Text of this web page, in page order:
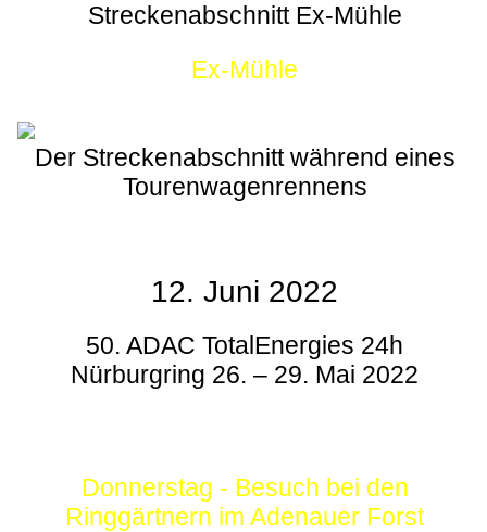
Streckenabschnitt Ex-Mühle
Ex-Mühle
Der Streckenabschnitt während eines
Tourenwagenrennens
12. Juni 2022
50. ADAC TotalEnergies 24h
Nürburgring 26. – 29. Mai 2022
Donnerstag - Besuch bei den
Ringgärtnern im Adenauer Forst